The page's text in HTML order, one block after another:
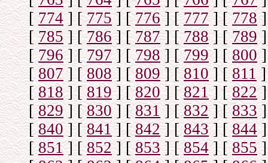
[774] [775] [776] [777] [778]
[ 785] [786] [787] [788] [789]
[796] [797] [798] [799] [800]
[807] [808] [809] [810] [ 811]
[818] [819] [820] [821] [822]
[829] [830] [831] [832] [833]
[840] [841] [842] [843] [844]
[851] [852] [853] [854] [855]